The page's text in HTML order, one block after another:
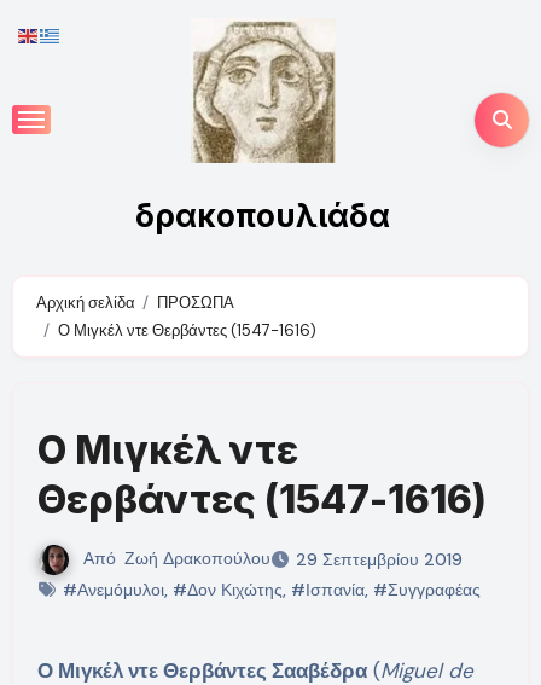
to
δρακοπουλιάδα
Αρχική σελίδα
ΠΡΟΣΩΠΑ
Ο Μιγκέλ ντε Θερβάντες (1547-1616)
Ο Μιγκέλ ντε
Θερβάντες (1547-1616)
Από Ζωή Δρακοπούλου
29 Σεπτεμβρίου 2019
#Ανεμόμυλοι, #Δον Κιχώτης, #Ισπανία, #Συγγραφέας
Ο Μιγκέλ ντε Θερβάντες Σααβέδρα(Miguel de